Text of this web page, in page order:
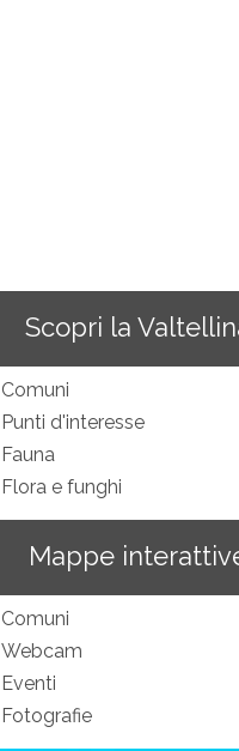
Scopri la
Comuni
Punti d'interesse
Fauna
Flora e funghi
Mappe
Comuni
Webcam
Eventi
Fotografie